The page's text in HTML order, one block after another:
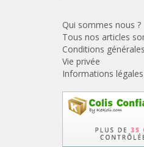
Qui sommes nous ?
Tous nos articles
Conditions
Vie privée
Informations légales